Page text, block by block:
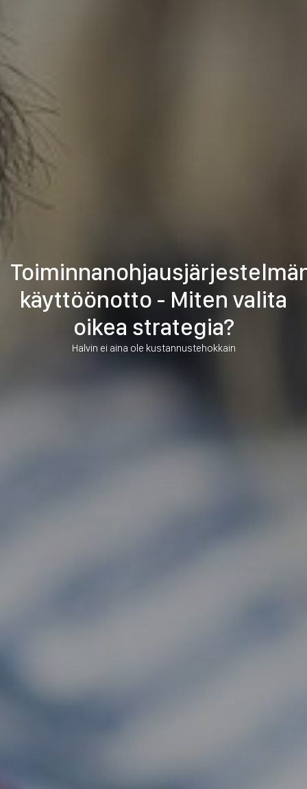
käyttöönotto - Miten valita
oikea strategia?
Halvin ei aina ole kustannustehokkain